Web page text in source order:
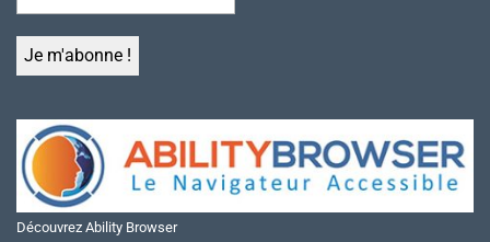
Découvrez Ability Browser